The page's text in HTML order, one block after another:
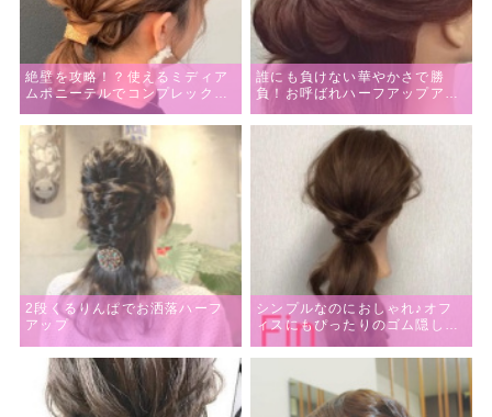
絶壁を攻略！？使えるミディア
ムポニーテルでコンプレックス
を味方に☆
誰にも負けない華やかさで勝
負！お呼ばれハーフアップアレ
2段くるりんぱでお洒落ハーフ
アップ
シンプルなのにおしゃれ♪オフ
ィスにもぴったりのゴム隠しポ
ニーテールアレンジ